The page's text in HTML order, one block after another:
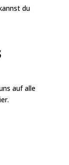
du
auf alle
.